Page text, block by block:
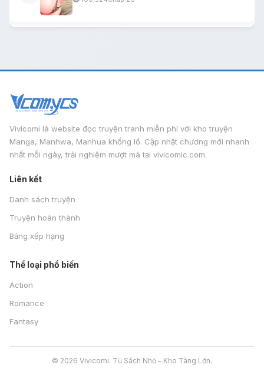
Vivicomi là website đọc truyện tranh miễn phí với kho truyện
Manga, Manhwa, Manhua khổng lồ. Cập nhật chương mới nhanh
nhất mỗi ngày, trải nghiệm mượt mà tại vivicomic.com.
Liên kết
Danh sách truyện
Truyện hoàn thành
Bảng xếp hạng
Thể loại phổ biến
Action
Romance
Fantasy
© 2026 Vivicomi. Tủ Sách Nhỏ – Kho Tàng Lớn.